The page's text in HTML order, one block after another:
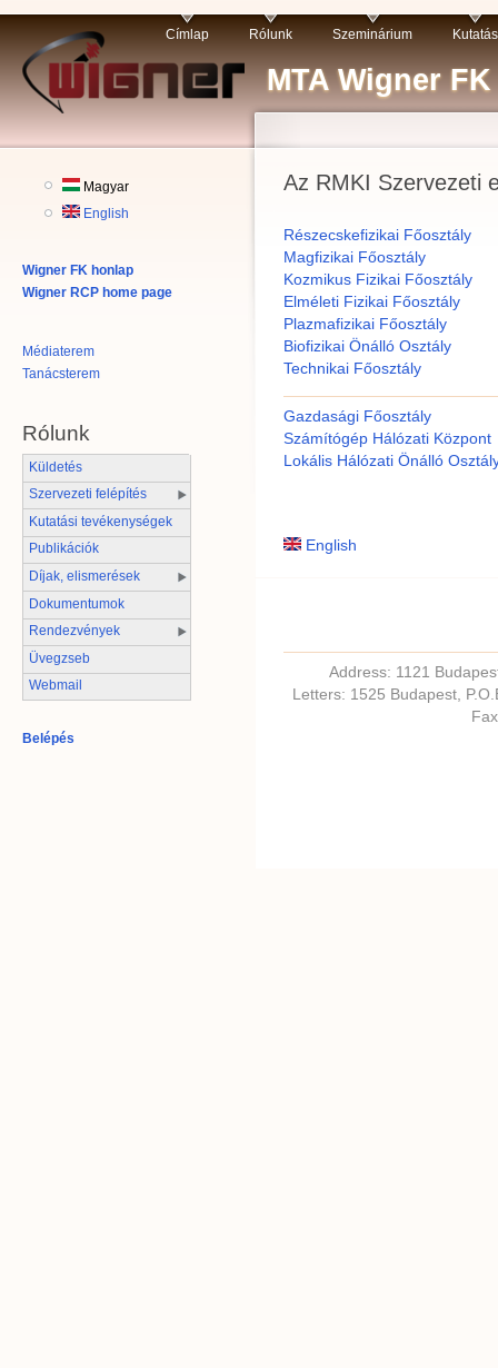
MTA Wigner
Címlap Rólunk Szeminárium Kutatás
Magyar
English
Wigner FK honlap
Wigner RCP home page
Médiaterem
Tanácsterem
Rólunk
Küldetés
Szervezeti felépítés
Kutatási tevékenységek
Publikációk
Díjak, elismerések
Dokumentumok
Rendezvények
Üvegzseb
Webmail
Belépés
Az RMKI Szervezeti
Részecskefizikai Főosztály
Magfizikai Főosztály
Kozmikus Fizikai Főosztály
Elméleti Fizikai Főosztály
Plazmafizikai Főosztály
Biofizikai Önálló Osztály
Technikai Főosztály
Gazdasági Főosztály
Számítógép Hálózati Központ
Lokális Hálózati Önálló
English
Address: 1121
Letters: 1525 Budapest,